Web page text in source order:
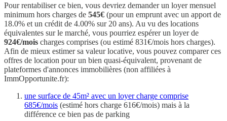
Pour rentabiliser ce bien, vous devriez demander un loyer mensuel
minimum hors charges de 545€ (pour un emprunt avec un apport de
18.0% et un crédit de 4.00% sur 20 ans). Au vu des locations
équivalentes sur le marché, vous pourriez espérer un loyer de
924€/mois charges comprises (ou estimé 831€/mois hors charges).
Afin de mieux estimer sa valeur locative, vous pouvez comparer ces
offres de location pour un bien quasi-équivalent, provenant de
plateformes d'annonces immobilières (non affiliées à
ImmOpportunite.fr):
une surface de 45m² avec un loyer charge comprise
685€/mois (estimé hors charge 616€/mois) mais à la
différence ce bien pas de parking